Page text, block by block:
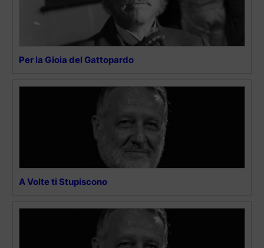
Per la Gioia del Gattopardo
A Volte ti Stupiscono